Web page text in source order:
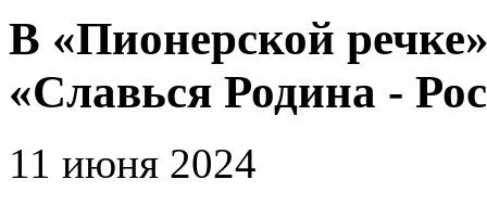
В «Пионерской
«Славься Родина -
11 июня 2024